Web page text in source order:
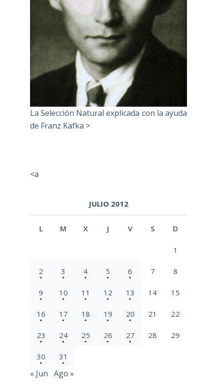
La Selección Natural explicada con la ayuda
de Franz Kafka >
<a
JULIO 2012
L M X J V S D
1
2 3 4 5 6 7 8
9 10 11 12 13 14 15
16 17 18 19 20 21 22
23 24 25 26 27 28 29
30 31
« Jun Ago »